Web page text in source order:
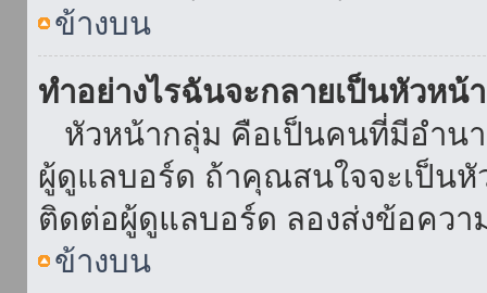
ข้างบน
ทำอย่างไรฉันจะกลายเป็นหัวหน้
หัวหน้ากลุ่ม คือเป็นคนที่มีอำนา
ผู้ดูแลบอร์ด ถ้าคุณสนใจจะเป็น
ติดต่อผู้ดูแลบอร์ด ลองส่งข้อคว
ข้างบน